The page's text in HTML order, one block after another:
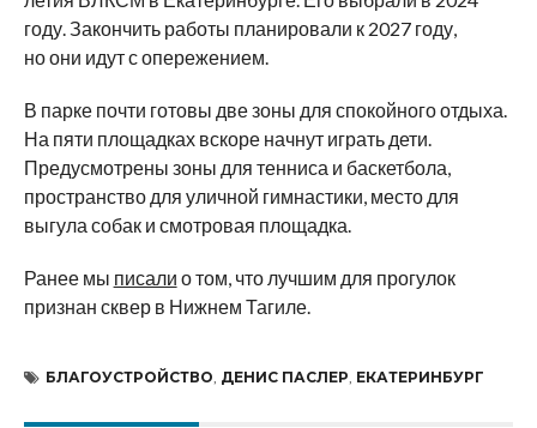
году. Закончить работы планировали к 2027 году,
ноони идут сопережением.
В парке почти готовы две зоны для спокойного отдыха.
На пяти площадках вскоре начнут играть дети.
Предусмотрены зоны для тенниса и баскетбола,
пространство для уличной гимнастики, место для
выгула собак и смотровая площадка.
Ранее мы писали о том, что лучшим для прогулок
признан сквер в Нижнем Тагиле.
БЛАГОУСТРОЙСТВО ДЕНИС ПАСЛЕР ЕКАТЕРИНБУРГ